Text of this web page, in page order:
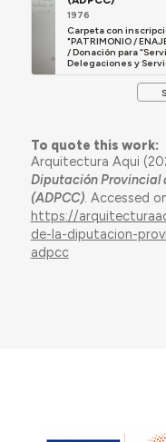
1976
Carpeta con
"PATRIMONIO /
/ Donación para
Delegaciones y
To quote this work:
Arquitectura Aqui
Diputación Provincial
(ADPCC). Accessed
https://
de-la-diputacion-
adpcc